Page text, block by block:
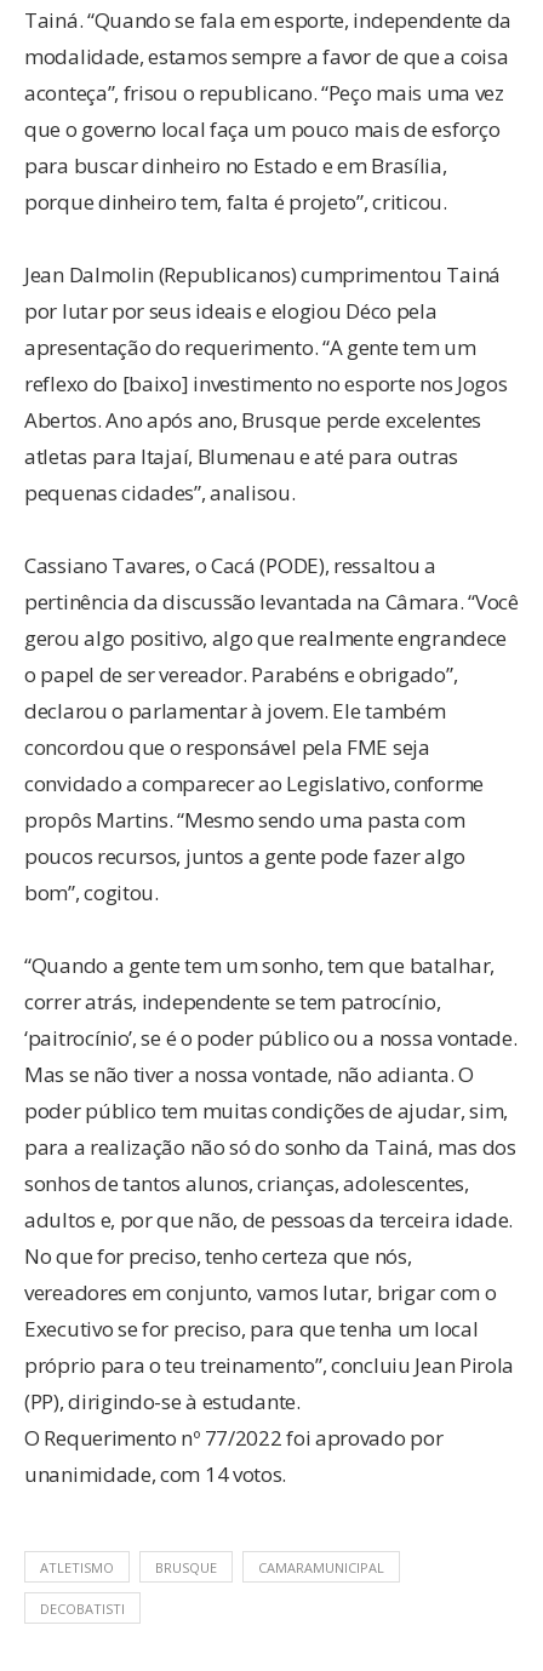
Tainá. “Quando se fala em esporte, independente da
modalidade, estamos sempre a favor de que a coisa
aconteça”, frisou o republicano. “Peço mais uma vez
que o governo local faça um pouco mais de esforço
para buscar dinheiro no Estado e em Brasília,
porque dinheiro tem, falta é projeto”, criticou.
Jean Dalmolin (Republicanos) cumprimentou Tainá
por lutar por seus ideais e elogiou Déco pela
apresentação do requerimento. “A gente tem um
reflexo do [baixo] investimento no esporte nos Jogos
Abertos. Ano após ano, Brusque perde excelentes
atletas para Itajaí, Blumenau e até para outras
pequenas cidades”, analisou.
Cassiano Tavares, o Cacá (PODE), ressaltou a
pertinência da discussão levantada na Câmara. “Você
gerou algo positivo, algo que realmente engrandece
o papel de ser vereador. Parabéns e obrigado”,
declarou o parlamentar à jovem. Ele também
concordou que o responsável pela FME seja
convidado a comparecer ao Legislativo, conforme
propôs Martins. “Mesmo sendo uma pasta com
poucos recursos, juntos a gente pode fazer algo
bom”, cogitou.
“Quando a gente tem um sonho, tem que batalhar,
correr atrás, independente se tem patrocínio,
‘paitrocínio’, se é o poder público ou a nossa vontade.
Mas se não tiver a nossa vontade, não adianta. O
poder público tem muitas condições de ajudar, sim,
para a realização não só do sonho da Tainá, mas dos
sonhos de tantos alunos, crianças, adolescentes,
adultos e, por que não, de pessoas da terceira idade.
No que for preciso, tenho certeza que nós,
vereadores em conjunto, vamos lutar, brigar com o
Executivo se for preciso, para que tenha um local
próprio para o teu treinamento”, concluiu Jean Pirola
(PP), dirigindo-se à estudante.
O Requerimento nº 77/2022 foi aprovado por
unanimidade, com 14 votos.
ATLETISMO BRUSQUE CAMARAMUNICIPAL
DECOBATISTI